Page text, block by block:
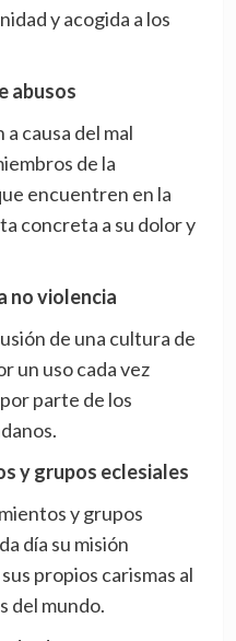
y acogida a los
abusos
causa del mal
de la
encuentren en la
concreta a su dolor y
no violencia
de una cultura de
un uso cada vez
parte de los
y grupos eclesiales
y grupos
día su misión
propios carismas al
del mundo.